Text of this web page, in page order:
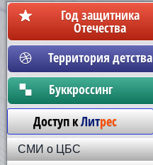
Год защитника
Отечества
Территория детства
Бyккpoccинг
Доступ кЛитрес
СМИ о ЦБС